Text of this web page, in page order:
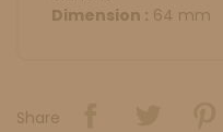
Dimension : 64 mm
Share